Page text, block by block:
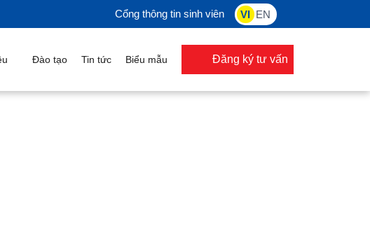
Cổng thông tin sinh viên VI EN
Đào tạo Tin tức Biểu mẫu Đăng ký tư vấn